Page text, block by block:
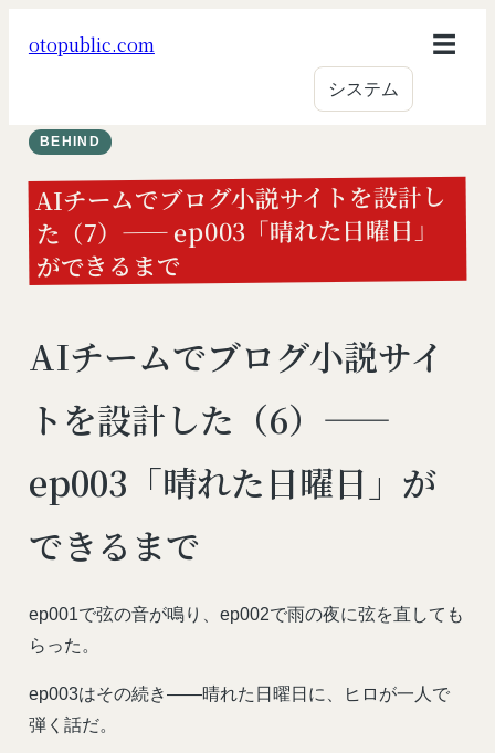
otopublic.com
システム
BEHIND
AIチームでブログ小説サイトを設計し
た（7）—— ep003「晴れた日曜日」
ができるまで
AIチームでブログ小説サイ
トを設計した（6）——
ep003「晴れた日曜日」が
できるまで
ep001で弦の音が鳴り、ep002で雨の夜に弦を直しても
らった。
ep003はその続き——晴れた日曜日に、ヒロが一人で
弾く話だ。